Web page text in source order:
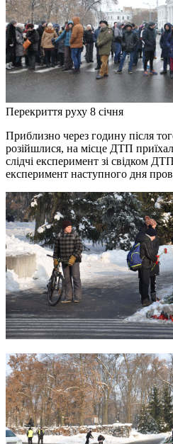
Перекриття руху 8 січня
Приблизно через годину після
розійшлися, на місце ДТП
слідчі експеримент зі свідком
експеримент наступного дня